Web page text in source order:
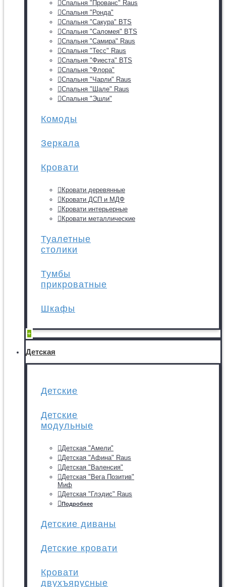
Спальня "Прованс" Raus
Спальня "Ронда"
Спальня "Сакура" BTS
Спальня "Саломея" BTS
Спальня "Самира" Raus
Спальня "Тесс" Raus
Спальня "Фиеста" BTS
Спальня "Флора"
Спальня "Чарли" Raus
Спальня "Шале" Raus
Спальня "Эшли"
Комоды
Зеркала
Кровати
Кровати деревянные
Кровати ДСП и МДФ
Кровати интерьерные
Кровати металлические
Туалетные
столики
Тумбы
прикроватные
Шкафы
+
Детская
Детские
Детские
модульные
Детская "Амели"
Детская "Афина" Raus
Детская "Валенсия"
Детская "Вега Позитив"
Миф
Детская "Глэдис" Raus
Подробнее
Детские диваны
Детские кровати
Кровати
двухъярусные